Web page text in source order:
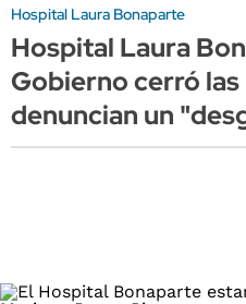
Hospital Laura Bonaparte
Hospital Laura
Gobierno cerró
denuncian un